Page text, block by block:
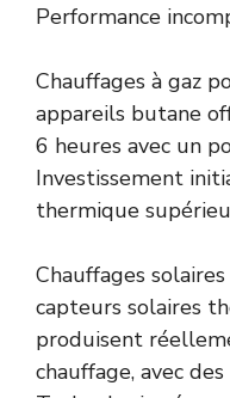
Performance
Chauffages à gaz
appareils butane
6 heures avec un
Investissement
thermique
Chauffages
capteurs solaires
produisent
chauffage, avec